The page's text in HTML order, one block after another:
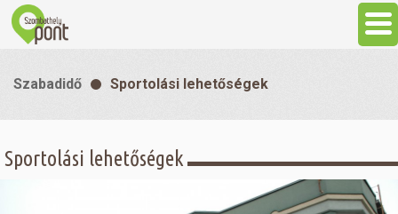
Látnivalók
Szabadidő Sportolási lehetőségek
Sportolási lehetőségek